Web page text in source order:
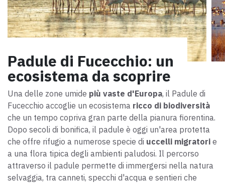
Padule di Fucecchio: un
ecosistema da scoprire
Una delle zone umide più vaste d'Europa, il Padule di
Fucecchio accoglie un ecosistema ricco di biodiversità
che un tempo copriva gran parte della pianura fiorentina.
Dopo secoli di bonifica, il padule è oggi un'area protetta
che offre rifugio a numerose specie di uccelli migratori e
a una flora tipica degli ambienti paludosi. Il percorso
attraverso il padule permette di immergersi nella natura
selvaggia, tra canneti, specchi d'acqua e sentieri che